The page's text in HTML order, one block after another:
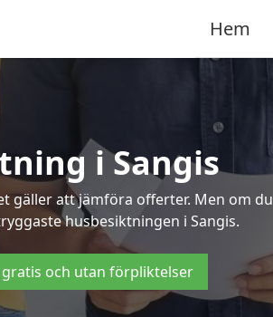
Hem
i Sangis
att jämföra offerter. Men om
husbesiktningen i Sangis.
gratis och utan förpliktelser